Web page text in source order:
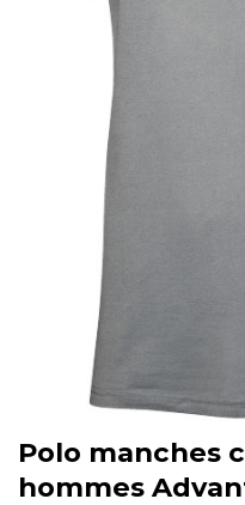
Polo manches
hommes